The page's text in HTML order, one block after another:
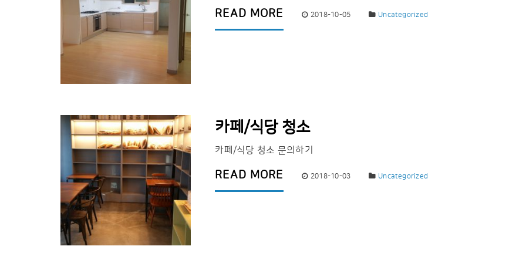
READ MORE 2018-10-05 Uncategorized
카페/식당 청소
카페/식당 청소 문의하기
READ MORE 2018-10-03 Uncategorized